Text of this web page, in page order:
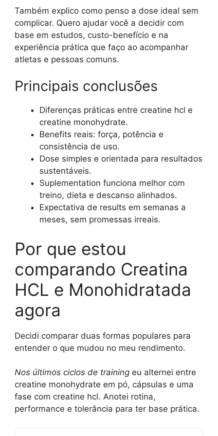
Também explico como penso a dose ideal sem
complicar. Quero ajudar você a decidir com
base em estudos, custo-benefício e na
experiência prática que faço ao acompanhar
atletas e pessoas comuns.
Principais conclusões
Diferenças práticas entre creatine hcl e
creatine monohydrate.
Benefits reais: força, potência e
consistência de uso.
Dose simples e orientada para resultados
sustentáveis.
Suplementation funciona melhor com
treino, dieta e descanso alinhados.
Expectativa de results em semanas a
meses, sem promessas irreais.
Por que estou
comparando Creatina
HCL e Monohidratada
agora
Decidi comparar duas formas populares para
entender o que mudou no meu rendimento.
Nos últimos ciclos de training eu alternei entre
creatine monohydrate em pó, cápsulas e uma
fase com creatine hcl. Anotei rotina,
performance e tolerância para ter base prática.